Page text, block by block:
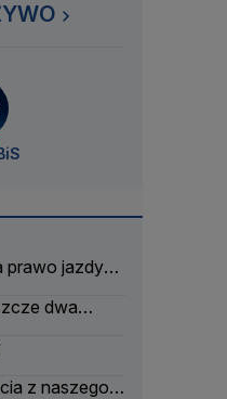
prawo jazdy
dwa
z naszego